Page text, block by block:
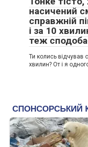
насичений
справжній
і за 10
теж
Ти колись відчував
хвилин? От і я